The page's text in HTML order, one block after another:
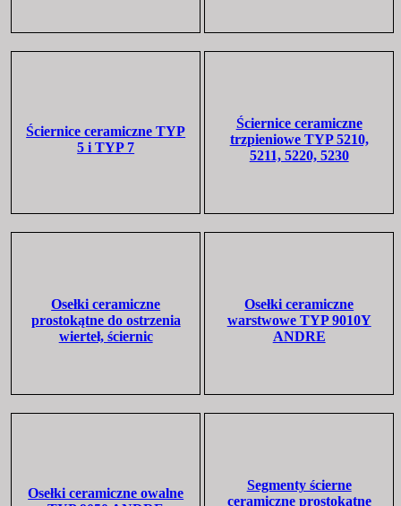
Ściernice ceramiczne TYP
5 i TYP 7
Ściernice ceramiczne
trzpieniowe TYP 5210,
5211, 5220, 5230
Osełki ceramiczne
prostokątne do ostrzenia
wierteł, ściernic
Osełki ceramiczne
warstwowe TYP 9010Y
ANDRE
Osełki ceramiczne owalne
Segmenty ścierne
ceramiczne prostokątne